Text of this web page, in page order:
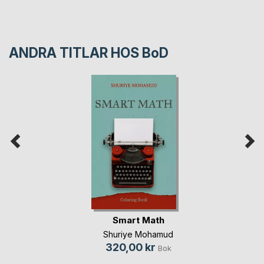
ANDRA TITLAR HOS BoD
Smart Math
Shuriye Mohamud
320,00 kr Bok